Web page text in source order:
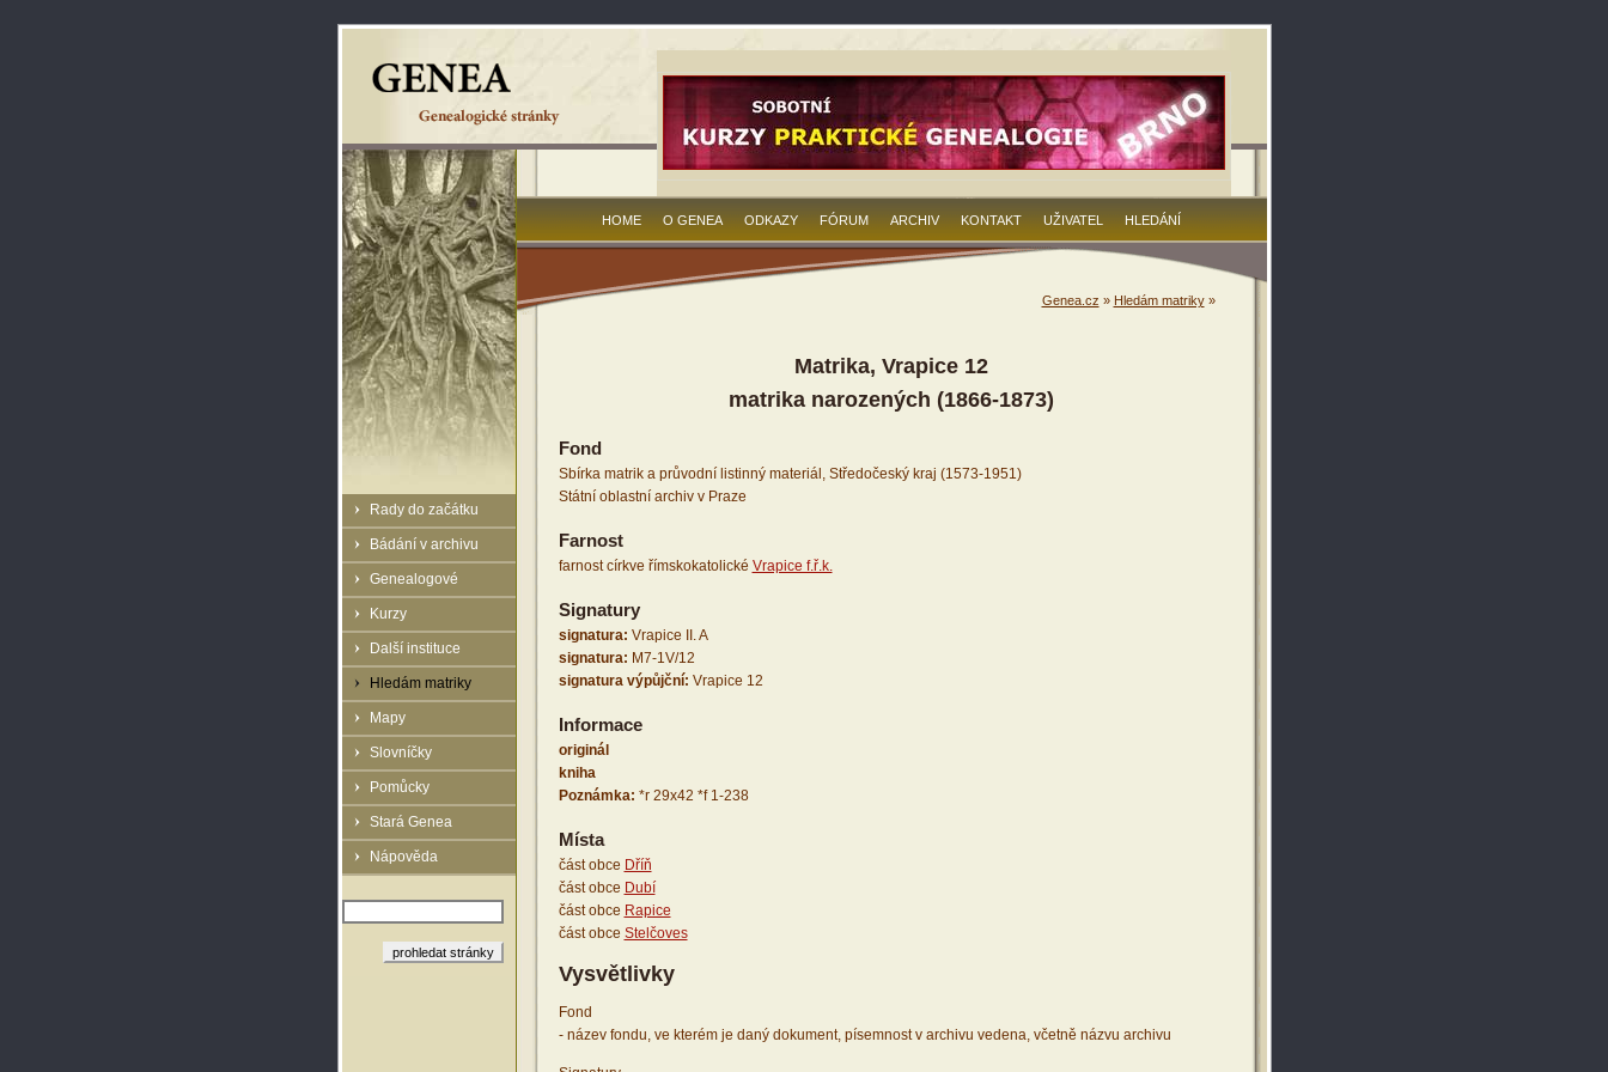
Rady do začátku
Bádání v archivu
Genealogové
Kurzy
Další instituce
Hledám matriky
Mapy
Slovníčky
Pomůcky
Stará Genea
Nápověda
HOME O GENEA ODKAZY FÓRUM ARCHIV KONTAKT UŽIVATEL HLEDÁNÍ
Genea.cz » Hledám matriky»
Matrika, Vrapice 12
matrika narozených (1866-1873)
Fond
Sbírka matrik a průvodní listinný materiál, Středočeský kraj (1573-1951)
Státní oblastní archiv v Praze
Farnost
farnost církve římskokatolické Vrapice f.ř.k.
Signatury
signatura: Vrapice II. A
signatura: M7-1V/12
signatura výpůjční: Vrapice 12
Informace
originál
kniha
Poznámka: *r 29x42 *f 1-238
Místa
část obce Dříň
část obce Dubí
část obce Rapice
část obce Stelčoves
Vysvětlivky
Fond
- název fondu, ve kterém je daný dokument, písemnost v archivu vedena, včetně názvu archivu